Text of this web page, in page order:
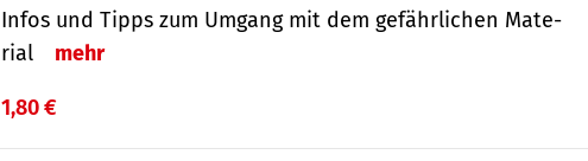
Infos und Tipps zum Um­gang mit dem ge­fähr­lichen Mate­
rial
mehr
1,80 €